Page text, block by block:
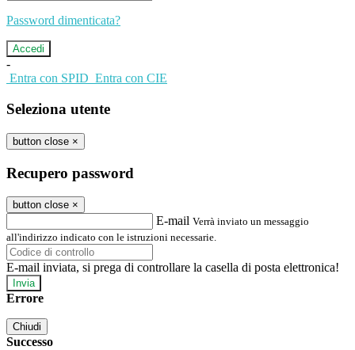
Password dimenticata?
-
Entra con SPID Entra con CIE
Seleziona utente
button close ×
Recupero password
button close ×
E-mail Verrà inviato un messaggio
all'indirizzo indicato con le istruzioni necessarie.
E-mail inviata, si prega di controllare la casella di posta elettronica!
Errore
Chiudi
Successo